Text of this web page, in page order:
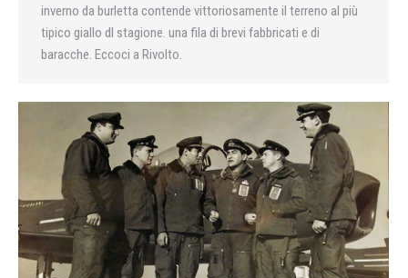
inverno da burletta contende vittoriosamente il terreno al più
tipico giallo dl stagione. una fila di brevi fabbricati e di
baracche. Eccoci a Rivolto.